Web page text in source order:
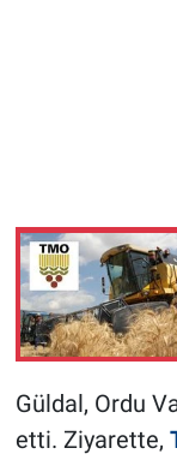
Güldal, Ordu
etti. Ziyarette,